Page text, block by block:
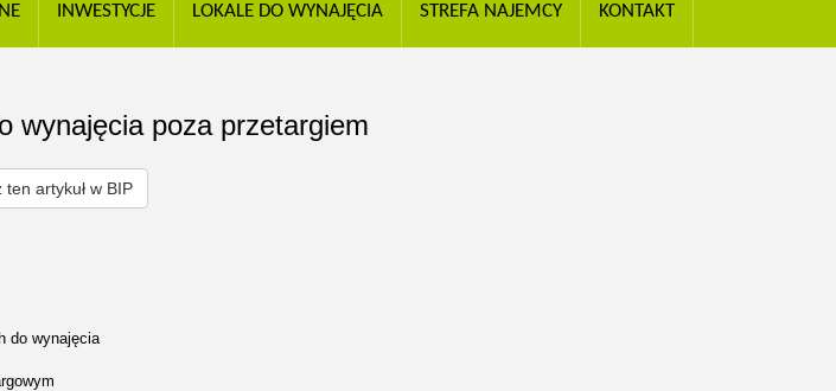
INWESTYCJE LOKALE DO WYNAJĘCIA STREFA NAJEMCY KONTAKT
wynajęcia poza przetargiem
ten artykuł w BIP
do wynajęcia